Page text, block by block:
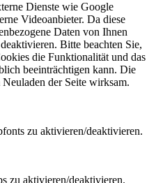
Dienste wie Google
Videoanbieter. Da diese
Daten von Ihnen
Bitte beachten Sie,
die Funktionalität und das
beeinträchtigen kann. Die
der Seite wirksam.
zu aktivieren/deaktivieren.
zu aktivieren/deaktivieren.